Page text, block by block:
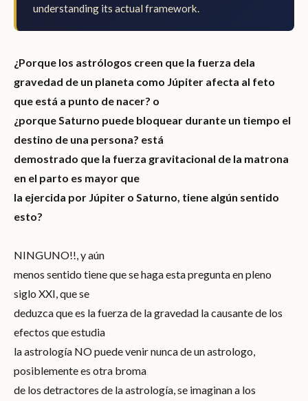
understanding its actual framework.
¿Porque los astrólogos creen que la fuerza dela
gravedad de un planeta como Júpiter afecta al feto
que está a punto de nacer? o
¿porque Saturno puede bloquear durante un tiempo el
destino de una persona? está
demostrado que la fuerza gravitacional de la matrona
en el parto es mayor que
la ejercida por Júpiter o Saturno, tiene algún sentido
esto?
NINGUNO!!, y aún
menos sentido tiene que se haga esta pregunta en pleno
siglo XXI, que se
deduzca que es la fuerza de la gravedad la causante de los
efectos que estudia
la astrología NO puede venir nunca de un astrologo,
posiblemente es otra broma
de los detractores de la astrología, se imaginan a los